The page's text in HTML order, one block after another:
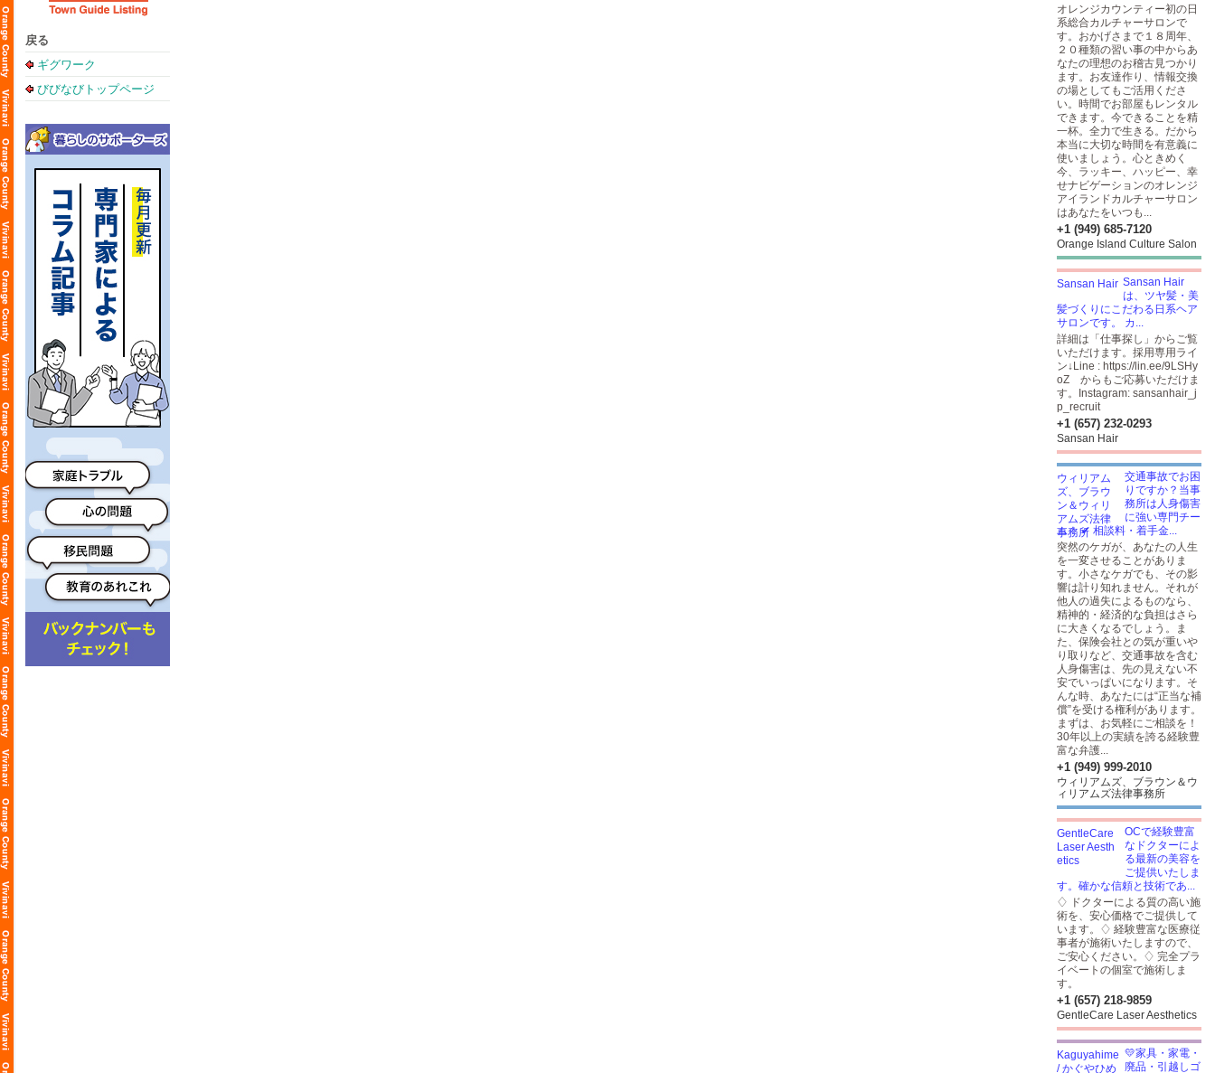
戻る
ギグワーク
びびなびトップページ
オレンジカウンティー初の日
系総合カルチャーサロンで
す。おかげさまで１８周年、
２０種類の習い事の中からあ
なたの理想のお稽古見つかり
ます。お友達作り、情報交換
の場としてもご活用くださ
い。時間でお部屋もレンタル
できます。今できることを精
一杯。全力で生きる。だから
本当に大切な時間を有意義に
使いましょう。心ときめく
今、ラッキー、ハッピー、幸
せナビゲーションのオレンジ
アイランドカルチャーサロン
はあなたをいつも...
+1 (949) 685-7120
Orange Island Culture Salon
Sansan Hair
は、ツヤ髪・美
髪づくりにこだわる日系ヘア
サロンです。 カ...
詳細は「仕事探し」からご覧
いただけます。採用専用ライ
ン↓Line : https://lin.ee/9LSHy
oZ からもご応募いただけま
す。Instagram: sansanhair_j
p_recruit
+1 (657) 232-0293
Sansan Hair
交通事故でお困
りですか？当事
務所は人身傷害
に強い専門チー
ム！ ✔ 相談料・着手金...
突然のケガが、あなたの人生
を一変させることがありま
す。小さなケガでも、その影
響は計り知れません。それが
他人の過失によるものなら、
精神的・経済的な負担はさら
に大きくなるでしょう。ま
た、保険会社との気が重いや
り取りなど、交通事故を含む
人身傷害は、先の見えない不
安でいっぱいになります。そ
んな時、あなたには“正当な補
償”を受ける権利があります。
まずは、お気軽にご相談を！
30年以上の実績を誇る経験豊
富な弁護...
+1 (949) 999-2010
ウィリアムズ、ブラウン＆ウ
ィリアムズ法律事務所
OCで経験豊富
なドクターによ
る最新の美容を
ご提供いたしま
す。確かな信頼と技術であ...
♢ ドクターによる質の高い施
術を、安心価格でご提供して
います。♢ 経験豊富な医療従
事者が施術いたしますので、
ご安心ください。♢ 完全プラ
イベートの個室で施術しま
す。
+1 (657) 218-9859
GentleCare Laser Aesthetics
💛家具・家電・
廃品・引越しゴ